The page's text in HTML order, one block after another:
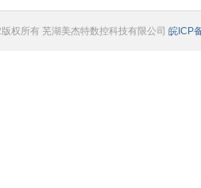
权所有 芜湖美杰特数控科技有限公司 皖ICP